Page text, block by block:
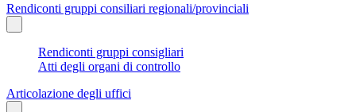
Rendiconti gruppi consiliari regionali/provinciali
Rendiconti gruppi consigliari
Atti degli organi di controllo
Articolazione degli uffici